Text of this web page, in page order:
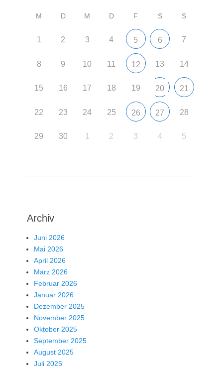
M D M D F S S
1 2 3 4 5 6 7
8 9 10 11 12 13 14
15 16 17 18 19 20 21
22 23 24 25 26 27 28
29 30 1 2 3 4 5
Archiv
Juni 2026
Mai 2026
April 2026
März 2026
Februar 2026
Januar 2026
Dezember 2025
November 2025
Oktober 2025
September 2025
August 2025
Juli 2025